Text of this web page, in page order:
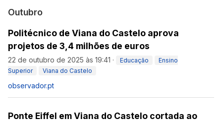
Outubro
Politécnico de Viana do Castelo aprova
projetos de 3,4 milhões de euros
22 de outubro de 2025 às 19:41 · Educação
Ensino
Superior
Viana do Castelo
observador.pt
Ponte Eiffel em Viana do Castelo cortada ao